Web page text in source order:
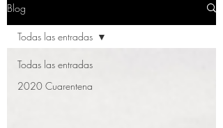
Blog
Todas las entradas
2020 Cuarentena
Todas las entradas